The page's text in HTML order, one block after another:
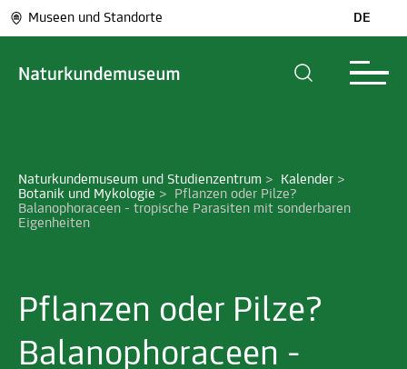
Museen und Standorte DE
Naturkundemuseum und Studienzentrum > Kalender >
Botanik und Mykologie >
Pflanzen oder Pilze?
Balanophoraceen - tropische Parasiten mit sonderbaren
Eigenheiten
Pflanzen oder Pilze?
Balanophoraceen -